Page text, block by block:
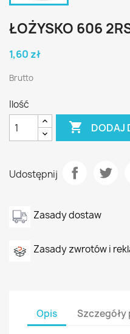
ŁOŻYSKO 606
1,60 zł
Brutto
Ilość
 DODAJ
Udostępnij
Zasady dostaw
Zasady zwrotów i
Opis